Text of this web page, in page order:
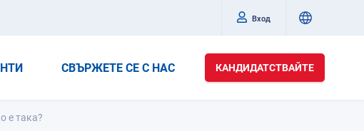
Вход
СВЪРЖЕТЕ СЕ С НАС КАНДИДАТСТВАЙТЕ
е така?